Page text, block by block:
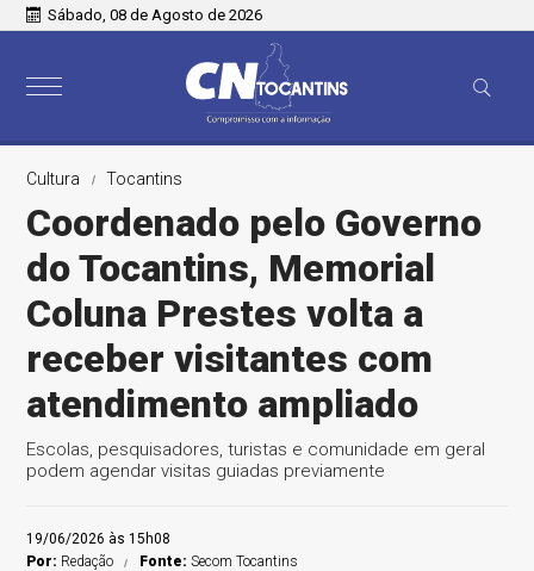
Sábado, 08 de Agosto de 2026
Cultura Tocantins
Coordenado pelo Governo
do Tocantins, Memorial
Coluna Prestes volta a
receber visitantes com
atendimento ampliado
Escolas, pesquisadores, turistas e comunidade em geral
podem agendar visitas guiadas previamente
19/06/2026 às 15h08
Por: Redação Fonte:Secom Tocantins